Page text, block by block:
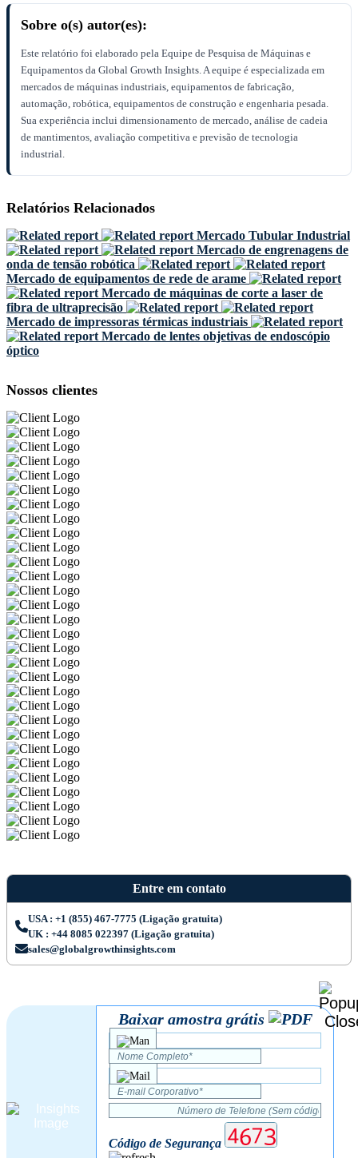
Sobre o(s) autor(es):
Este relatório foi elaborado pela Equipe de Pesquisa de Máquinas e
Equipamentos da Global Growth Insights. A equipe é especializada em
mercados de máquinas industriais, equipamentos de fabricação,
automação, robótica, equipamentos de construção e engenharia pesada.
Sua experiência inclui dimensionamento de mercado, análise de cadeia
de mantimentos, avaliação competitiva e previsão de tecnologia
industrial.
Relatórios Relacionados
Mercado Tubular Industrial
Mercado de engrenagens de
onda de tensão robótica
Mercado de equipamentos de rede de arame
Mercado de máquinas de corte a laser de
fibra de ultraprecisão
Mercado de impressoras térmicas industriais
Mercado de lentes objetivas de endoscópio
óptico
Nossos clientes
Entre em contato
USA : +1 (855) 467-7775 (Ligação gratuita)
UK : +44 8085 022397 (Ligação gratuita)
sales@globalgrowthinsights.com
Baixar amostra grátis
Código de Segurança